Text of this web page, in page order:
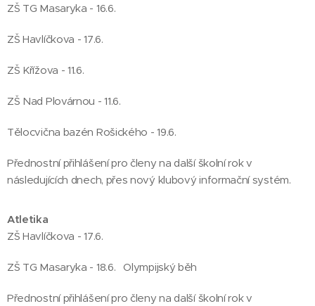
ZŠ TG Masaryka - 16.6.
ZŠ Havlíčkova - 17.6.
ZŠ Křížova - 11.6.
ZŠ Nad Plovárnou - 11.6.
Tělocvična bazén Rošického - 19.6.
Přednostní přihlášení pro členy na další školní rok v
následujících dnech, přes nový klubový informační systém.
Atletika
ZŠ Havlíčkova - 17.6.
ZŠ TG Masaryka - 18.6. Olympijský běh
Přednostní přihlášení pro členy na další školní rok v